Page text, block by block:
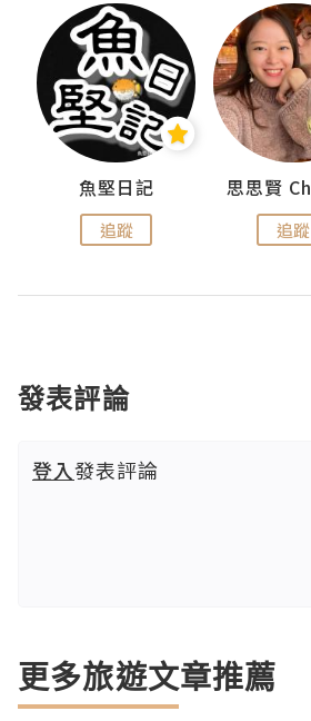
魚堅日記
追蹤 追蹤
發表評論
登入發表評論
更多旅遊文章推薦